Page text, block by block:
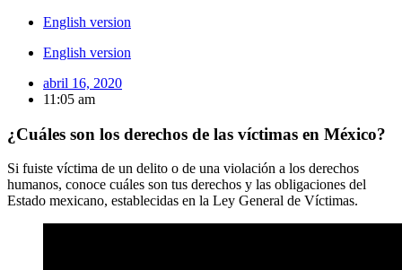
English version
English version
abril 16, 2020
11:05 am
¿Cuáles son los derechos de las víctimas en México?
Si fuiste víctima de un delito o de una violación a los derechos
humanos, conoce cuáles son tus derechos y las obligaciones del
Estado mexicano, establecidas en la Ley General de Víctimas.